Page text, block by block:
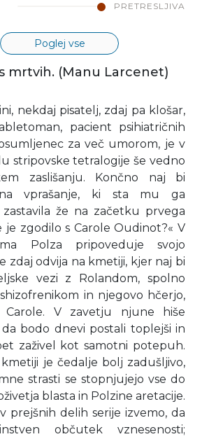
PRETRESLJIVA
Poglej vse
mrtvih. (Manu Larcenet)
nekdaj pisatelj, zdaj pa klošar,
pacient psihiatričnih
za več umorom, je v
stripovske tetralogije še vedno
zaslišanju. Končno naj bi
vprašanje, ki sta mu ga
zastavila že na začetku prvega
je zgodilo s Carole Oudinot?« V
Polza pripoveduje svojo
zdaj odvija na kmetiji, kjer naj bi
vezi z Rolandom, spolno
in njegovo hčerjo,
Carole. V zavetju njune hiše
da bodo dnevi postali toplejši in
zaživel kot samotni potepuh.
je čedalje bolj zadušljivo,
strasti se stopnjujejo vse do
blasta in Polzine aretacije.
prejšnih delih serije izvemo, da
občutek vznesenosti;